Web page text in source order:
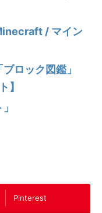
/ マイン
ロック図鑑」
】
Pinterest